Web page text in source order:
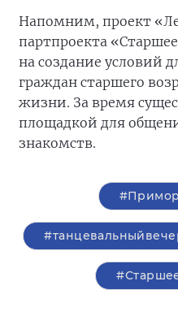
Напомним, проект
партпроекта
на создание условий
граждан старшего
жизни. За время
площадкой для
знакомств.